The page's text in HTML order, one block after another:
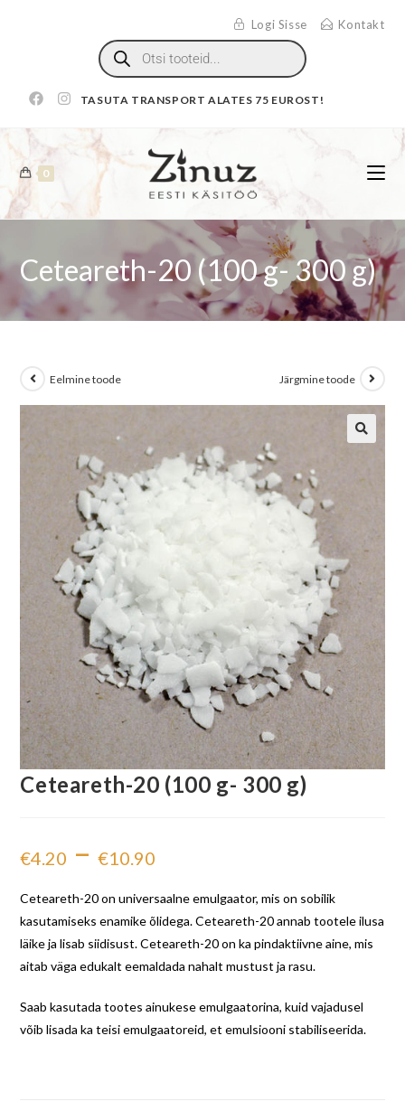
Logi Sisse Kontakt
TASUTA TRANSPORT ALATES 75 EUROST!
0
Ceteareth-20 (100 g- 300 g)
Eelmine toode Järgmine toode
Ceteareth-20 (100 g- 300 g)
€4.20 – €10.90
Ceteareth-20 on universaalne emulgaator, mis on sobilik
kasutamiseks enamike õlidega. Ceteareth-20 annab tootele ilusa
läike ja lisab siidisust. Ceteareth-20 on ka pindaktiivne aine, mis
aitab väga edukalt eemaldada nahalt mustust ja rasu.
Saab kasutada tootes ainukese emulgaatorina, kuid vajadusel
võib lisada ka teisi emulgaatoreid, et emulsiooni stabiliseerida.